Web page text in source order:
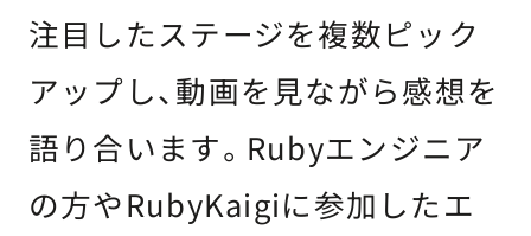
注目したステージを複数ピック
アップし、動画を見ながら感想を
語り合います。Rubyエンジニア
の方やRubyKaigiに参加したエ